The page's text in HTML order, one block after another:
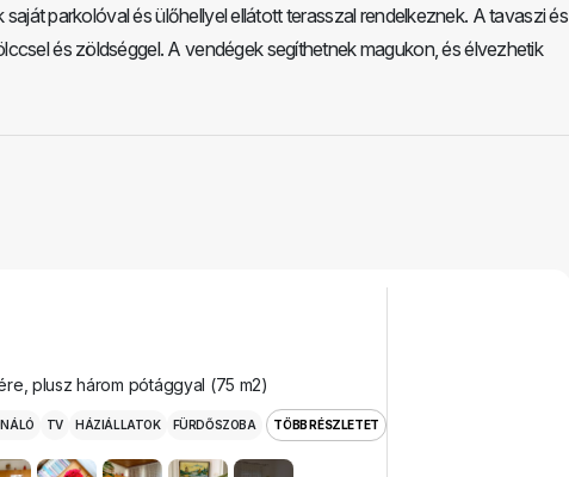
parkolóval és ülőhellyel ellátott terasszal rendelkeznek. A tavaszi és
és zöldséggel. A vendégek segíthetnek magukon, és élvezhetik
plusz három pótággyal (75 m2)
TV HÁZIÁLLATOK FÜRDŐSZOBA TÖBB RÉSZLETET